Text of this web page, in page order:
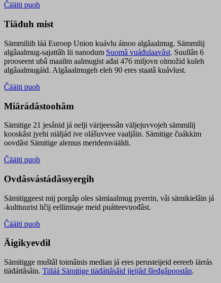
Čääiti puoh
Tiäđuh mist
Sämmiliih láá Euroop Union kuávlu áinoo algâaalmug. Sämmilij
algâaalmug-sajattâh lii nanodum Suomâ vuáđulaavâst. Suullân 6
prooseent ubâ maailm aalmugist ađai 476 miljovn olmožid kuleh
algâaalmugáid. Algâaalmugeh eleh 90 eres staatâ kuávlust.
Čääiti puoh
Miärádâstoohâm
Sämitige 21 jesânid já nelji värijeessân väljejuvvojeh sämmilij
kooskâst jyehi niäljád ive olášuvvee vaaljâin. Sämitige čuákkim
oovdâst Sämitige alemus meridemvääldi.
Čääiti puoh
Ovdâsvástádâssyergih
Sämitiggeest mij porgâp oles sämiaalmug pyerrin, vâi sämikielâin já
-kulttuurist ličij eellimsaje meid puátteevuođâst.
Čääiti puoh
Äigikyevdil
Sämitigge muštâl toimâinis median já eres perusteijeid eereeb iärrás
tiäđáttâsâin. Tiiláá Sämitige tiäđáttâsâid jieijâd šleđgâpoostân.